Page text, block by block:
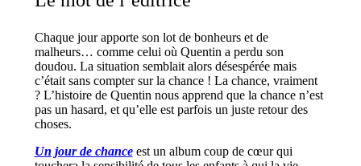
Chaque jour apporte son lot de bonheurs et de
malheurs… comme celui où Quentin a perdu son
doudou. La situation semblait alors désespérée mais
c’était sans compter sur la chance ! La chance, vraiment
? L’histoire de Quentin nous apprend que la chance n’est
pas un hasard, et qu’elle est parfois un juste retour des
choses.
Un jour de chanceest un album coup de cœur qui